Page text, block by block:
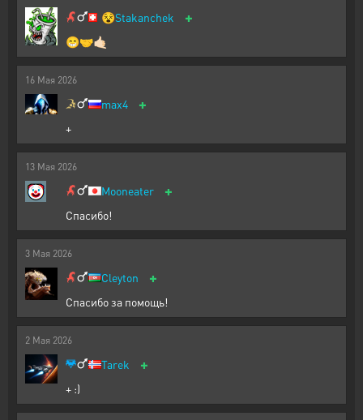
😵Stakanchek +
😁🤝🤙🏻
16 Мая 2026
max4 +
+
13 Мая 2026
Mooneater +
Спасибо!
3 Мая 2026
Cleyton +
Спасибо за помощь!
2 Мая 2026
Tarek +
+ :)